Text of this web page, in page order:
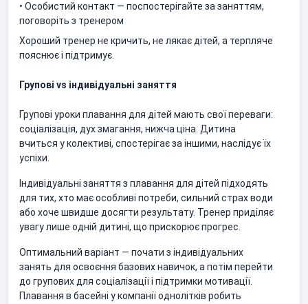
• Особистий контакт — поспостерігайте за заняттям,
поговоріть з тренером
Хороший тренер не кричить, не лякає дітей, а терпляче
пояснює і підтримує.
Групові vs індивідуальні заняття
Групові уроки плавання для дітей мають свої переваги:
соціалізація, дух змагання, нижча ціна. Дитина
вчиться у колективі, спостерігає за іншими, наслідує їх
успіхи.
Індивідуальні заняття з плавання для дітей підходять
для тих, хто має особливі потреби, сильний страх води
або хоче швидше досягти результату. Тренер приділяє
увагу лише одній дитині, що прискорює прогрес.
Оптимальний варіант — почати з індивідуальних
занять для освоєння базових навичок, а потім перейти
до групових для соціалізації і підтримки мотивації.
Плавання в басейні у компанії однолітків робить